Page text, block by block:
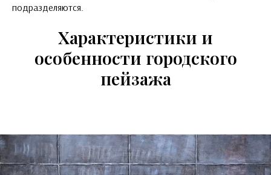
подразделяются.
Характеристики и
особенности городского
пейзажа